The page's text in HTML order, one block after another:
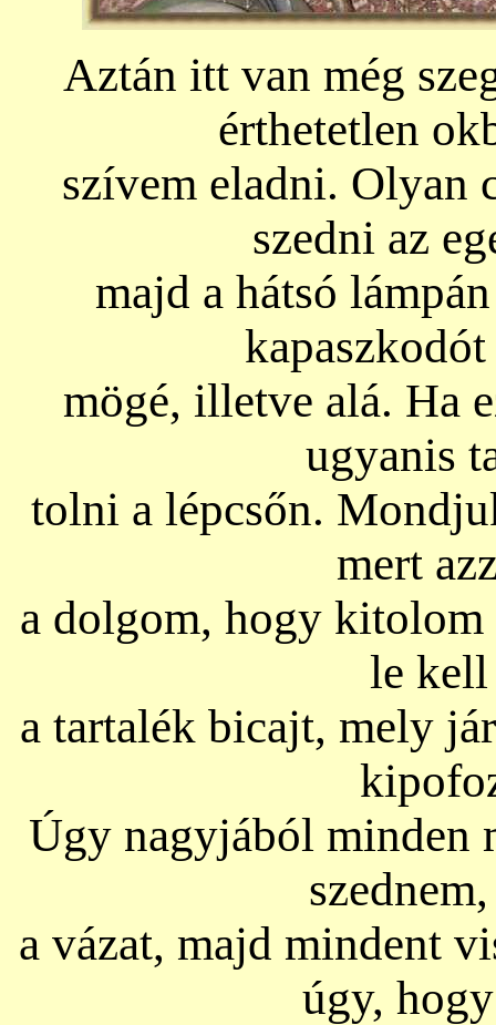
Aztán itt van még
érthetetlen
szívem eladni. Olyan
szedni az
majd a hátsó
mögé, illetve alá. Ha
ugyanis
tolni a lépcsőn.
mert
a dolgom, hogy kitolom
le
a tartalék bicajt, mely
Úgy nagyjából minden
a vázat, majd mindent
úgy,